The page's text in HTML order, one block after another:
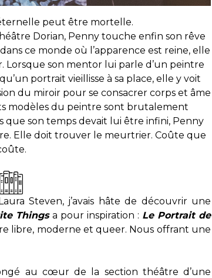
peut être mortelle.
Dorian, Penny touche enfin son rêve
ce monde où l’apparence est reine, elle
Lorsque son mentor lui parle d’un peintre
portrait vieillisse à sa place, elle y voit
du miroir pour se consacrer corps et âme
modèles du peintre sont brutalement
que son temps devait lui être infini, Penny
Elle doit trouver le meurtrier. Coûte que
Steven, j’avais hâte de découvrir une
Thingsa pour inspiration : Le Portrait de
libre, moderne et queer. Nous offrant une
au cœur de la section théâtre d’une